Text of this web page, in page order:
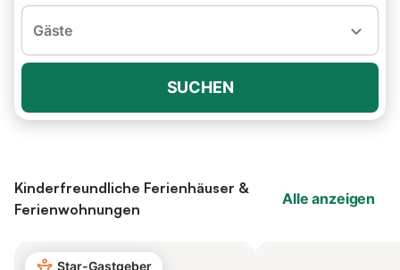
Gäste
SUCHEN
Kinderfreundliche Ferienhäuser &
Ferienwohnungen
Alle anzeigen
Star-Gastgeber